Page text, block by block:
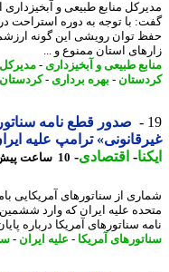
منابع طبیعی و آبخیزداری
با توجه به دوره استراحت
توان رویشی این گونه ارزشمند،
استان ممنوع و ...
طبیعی و آبخیزداری- مدیرکل
-بهره برداری- کردستان
صدور قطع نامه
ترامپ علیه ایران
-اقتصادی-10 ساعت پیش - شنبه 17 مرداد 1405، 10:27
از سناتورهای آمریکایی
علیه ایران که وارد ششمین
سناتورهای آمریکا درباره پایان ...
آمریکا- علیه ایران - سناتور